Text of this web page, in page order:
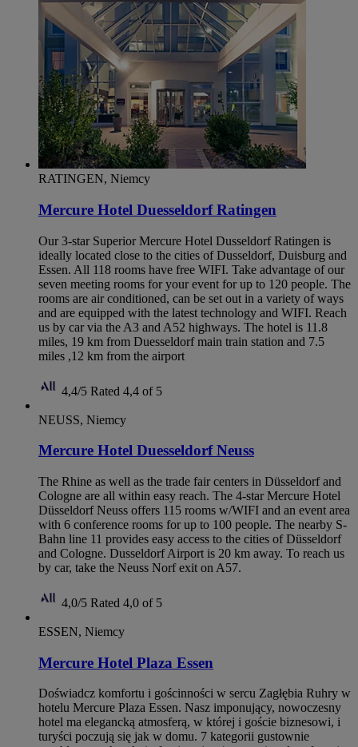
RATINGEN, Niemcy
Mercure Hotel Duesseldorf Ratingen
Our 3-star Superior Mercure Hotel Dusseldorf Ratingen is
ideally located close to the cities of Dusseldorf, Duisburg and
Essen. All 118 rooms have free WIFI. Take advantage of our
seven meeting rooms for your event for up to 120 people. The
rooms are air conditioned, can be set out in a variety of ways
and are equipped with the latest technology and WIFI. Reach
us by car via the A3 and A52 highways. The hotel is 11.8
miles, 19 km from Duesseldorf main train station and 7.5
miles ,12 km from the airport
4,4/5 Rated 4,4 of 5
NEUSS, Niemcy
Mercure Hotel Duesseldorf Neuss
The Rhine as well as the trade fair centers in Düsseldorf and
Cologne are all within easy reach. The 4-star Mercure Hotel
Düsseldorf Neuss offers 115 rooms w/WIFI and an event area
with 6 conference rooms for up to 100 people. The nearby S-
Bahn line 11 provides easy access to the cities of Düsseldorf
and Cologne. Dusseldorf Airport is 20 km away. To reach us
by car, take the Neuss Norf exit on A57.
4,0/5 Rated 4,0 of 5
ESSEN, Niemcy
Mercure Hotel Plaza Essen
Doświadcz komfortu i gościnności w sercu Zagłębia Ruhry w
hotelu Mercure Plaza Essen. Nasz imponujący, nowoczesny
hotel ma elegancką atmosferą, w której i goście biznesowi, i
turyści poczują się jak w domu. 7 kategorii gustownie